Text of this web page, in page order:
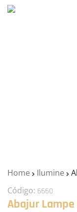
Home Ilumine
Código: 6660
Abajur Lampe